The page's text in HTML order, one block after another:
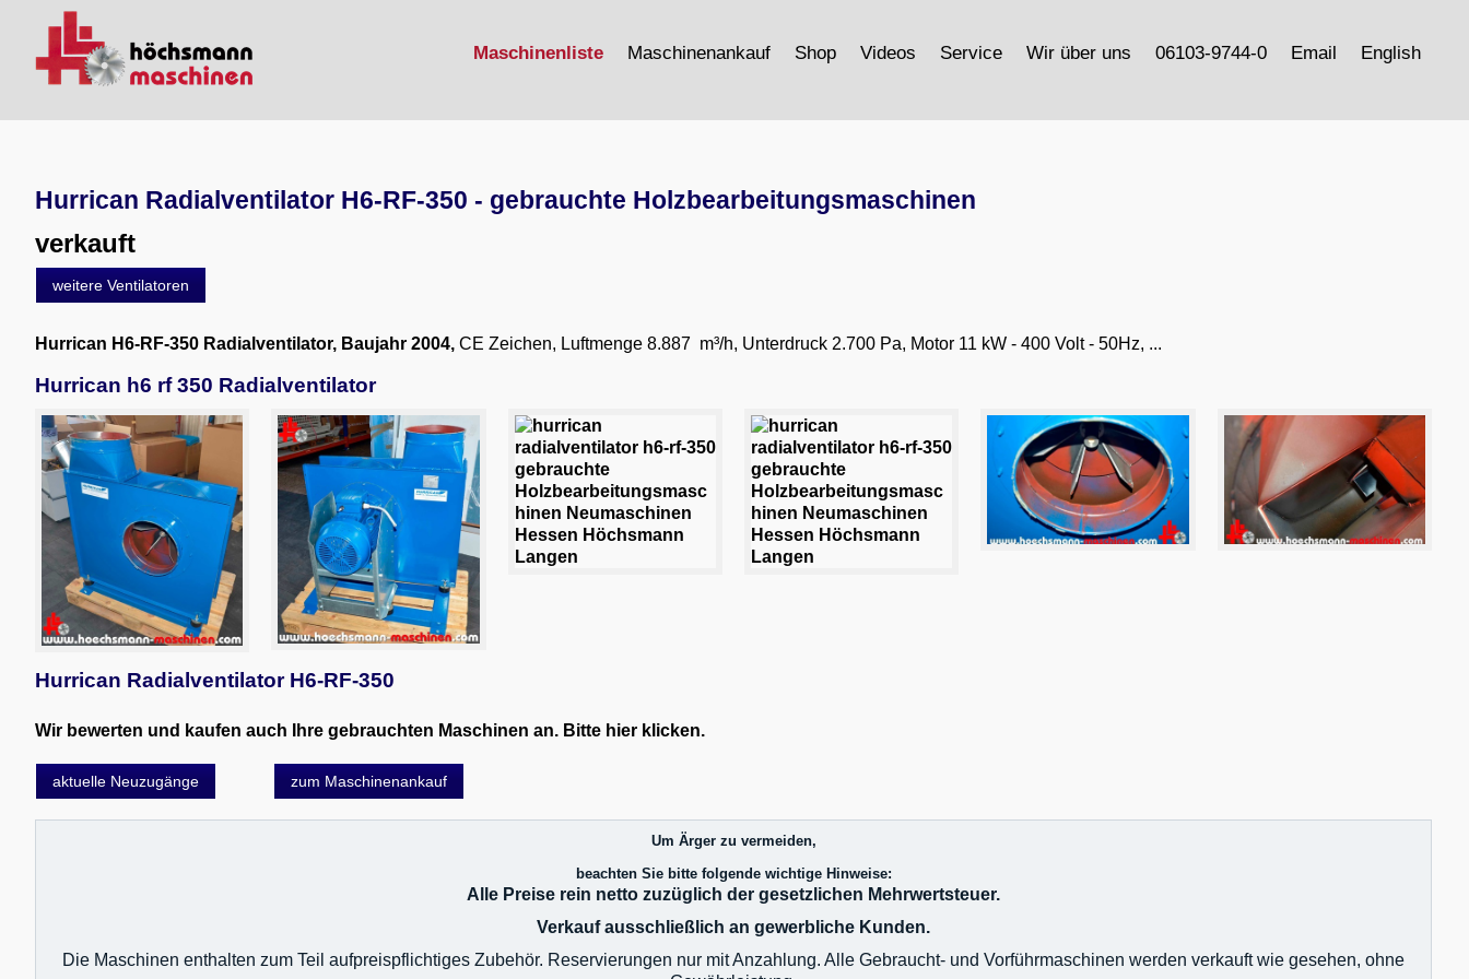
Maschinenliste Maschinenankauf Shop Videos Service Wir über uns 06103-9744-0 Email English
Hurrican Radialventilator H6-RF-350 - gebrauchte Holzbearbeitungsmaschinen
verkauft
weitere Ventilatoren
Hurrican H6-RF-350 Radialventilator, Baujahr 2004, CE Zeichen, Luftmenge 8.887 m³/h, Unterdruck 2.700 Pa, Motor 11 kW - 400 Volt - 50Hz, ...
Hurrican h6 rf 350 Radialventilator
Hurrican Radialventilator H6-RF-350
Wir bewerten und kaufen auch Ihre gebrauchten Maschinen an. Bitte hier klicken.
aktuelle Neuzugänge zum Maschinenankauf
Um Ärger zu vermeiden,
beachten Sie bitte folgende wichtige Hinweise:
Alle Preise rein netto zuzüglich der gesetzlichen Mehrwertsteuer.
Verkauf ausschließlich an gewerbliche Kunden.
Die Maschinen enthalten zum Teil aufpreispflichtiges Zubehör. Reservierungen nur mit Anzahlung. Alle Gebraucht- und Vorführmaschinen werden verkauft wie gesehen, ohne